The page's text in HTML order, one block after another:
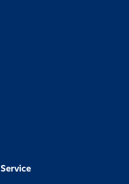
Service